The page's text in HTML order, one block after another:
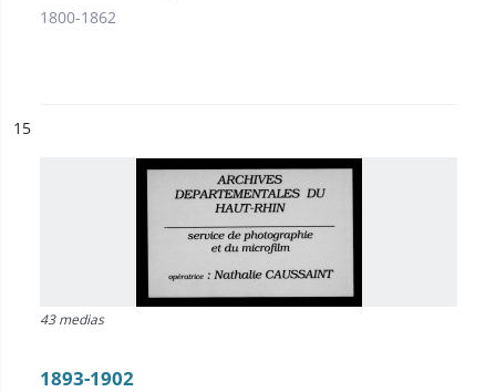
1800-1862
n°
15
43 medias
1893-1902